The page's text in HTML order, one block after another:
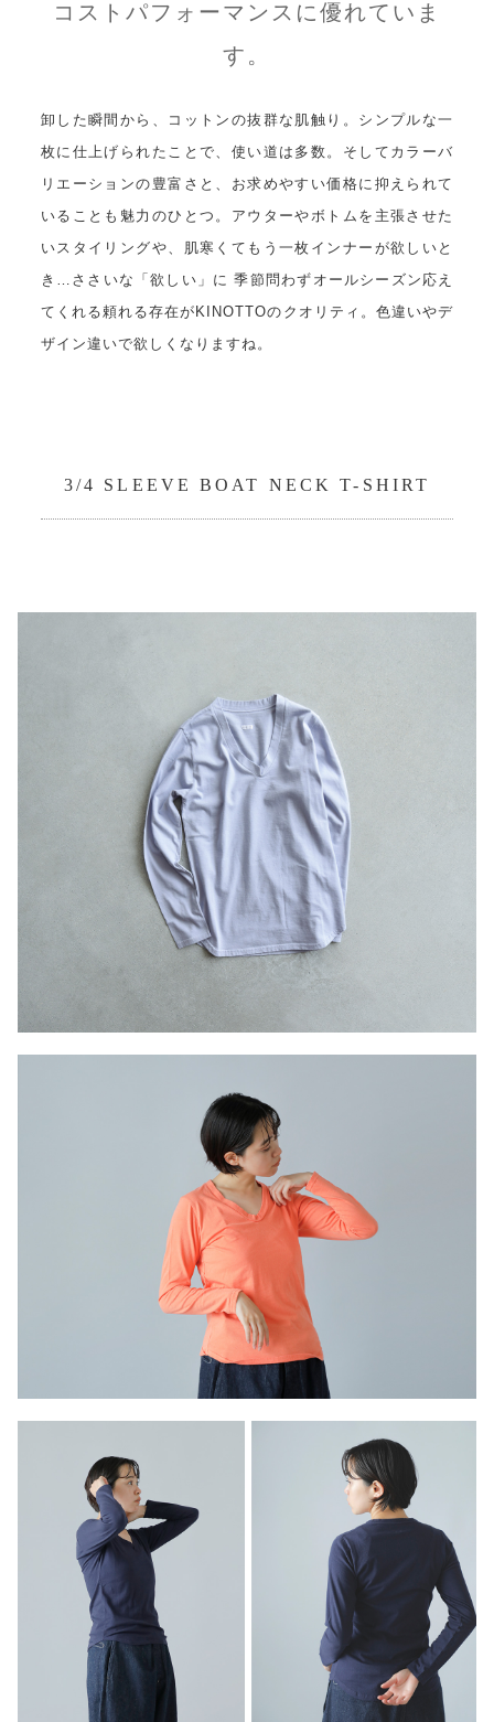
コストパフォーマンスに優れていま
す。
卸した瞬間から、コットンの抜群な肌触り。シンプルな一
枚に仕上げられたことで、使い道は多数。そしてカラーバ
リエーションの豊富さと、お求めやすい価格に抑えられて
いることも魅力のひとつ。アウターやボトムを主張させた
いスタイリングや、肌寒くてもう一枚インナーが欲しいと
き…ささいな「欲しい」に 季節問わずオールシーズン応え
てくれる頼れる存在がKINOTTOのクオリティ。色違いやデ
ザイン違いで欲しくなりますね。
3/4 SLEEVE BOAT NECK T-SHIRT